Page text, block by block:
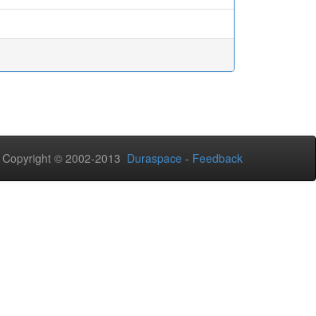
Copyright © 2002-2013 Duraspace - Feedback